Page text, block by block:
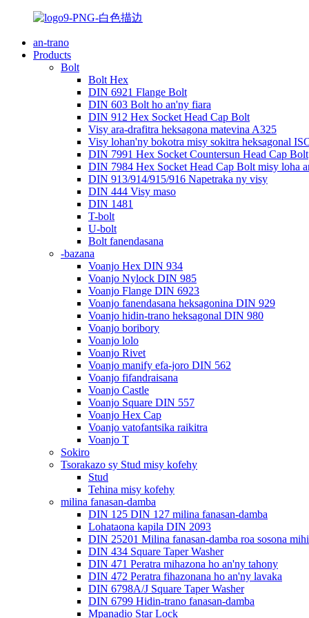
an-trano
Products
Bolt
Bolt Hex
DIN 6921 Flange Bolt
DIN 603 Bolt ho an'ny fiara
DIN 912 Hex Socket Head Cap Bolt
Visy ara-drafitra heksagona matevina A325
Visy lohan'ny bokotra misy sokitra heksagonal
DIN 7991 Hex Socket Countersun Head Cap Bolt
DIN 7984 Hex Socket Head Cap Bolt misy loha
DIN 913/914/915/916 Napetraka ny visy
DIN 444 Visy maso
DIN 1481
T-bolt
U-bolt
Bolt fanendasana
-bazana
Voanjo Hex DIN 934
Voanjo Nylock DIN 985
Voanjo Flange DIN 6923
Voanjo fanendasana heksagonina DIN 929
Voanjo hidin-trano heksagonal DIN 980
Voanjo boribory
Voanjo lolo
Voanjo Rivet
Voanjo manify efa-joro DIN 562
Voanjo fifandraisana
Voanjo Castle
Voanjo Square DIN 557
Voanjo Hex Cap
Voanjo vatofantsika raikitra
Voanjo T
Sokiro
Tsorakazo sy Stud misy kofehy
Stud
Tehina misy kofehy
milina fanasan-damba
DIN 125 DIN 127 milina fanasan-damba
Lohataona kapila DIN 2093
DIN 25201 Milina fanasan-damba roa sosona
DIN 434 Square Taper Washer
DIN 471 Peratra mihazona ho an'ny tahony
DIN 472 Peratra fihazonana ho an'ny lavaka
DIN 6798A/J Square Taper Washer
DIN 6799 Hidin-trano fanasan-damba
Mpanadio Star Lock